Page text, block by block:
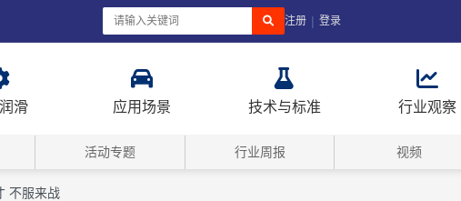
注册 | 登录
滑 应用场景 技术与标准 行业观察
活动专题 行业周报 视频
不服来战